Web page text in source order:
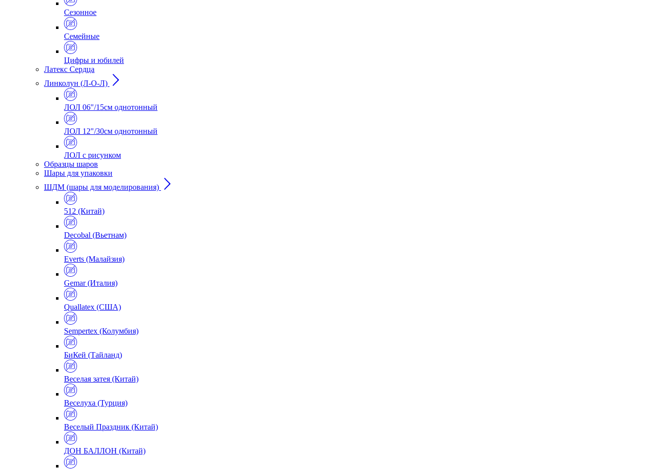
Сезонное
Семейные
Цифры и юбилей
Латекс Сердца
Линколун (Л-О-Л)
ЛОЛ 06"/15см однотонный
ЛОЛ 12"/30см однотонный
ЛОЛ с рисунком
Образцы шаров
Шары для упаковки
ШДМ (шары для моделирования)
512 (Китай)
Decobal (Вьетнам)
Everts (Малайзия)
Gemar (Италия)
Quallatex (США)
Sempertex (Колумбия)
БиКей (Тайланд)
Веселая затея (Китай)
Веселуха (Турция)
Веселый Праздник (Китай)
ДОН БАЛЛОН (Китай)